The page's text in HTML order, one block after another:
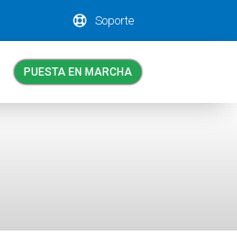
Soporte
PUESTA EN MARCHA